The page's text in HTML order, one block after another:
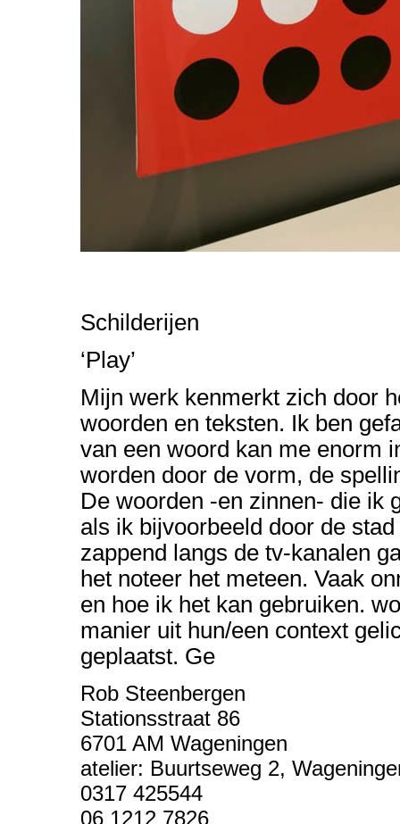
Schilderijen
‘Play’
Mijn werk kenmerkt zich door
woorden en teksten. Ik ben
van een woord kan me enorm
worden door de vorm, de
De woorden -en zinnen- die ik
als ik bijvoorbeeld door de
zappend langs de tv-kanalen
het noteer het meteen. Vaak
en hoe ik het kan gebruiken.
manier uit hun/een context
geplaatst. Ge
Rob Steenbergen
Stationsstraat 86
6701 AM Wageningen
atelier: Buurtseweg 2,
0317 425544
06 1212 7826